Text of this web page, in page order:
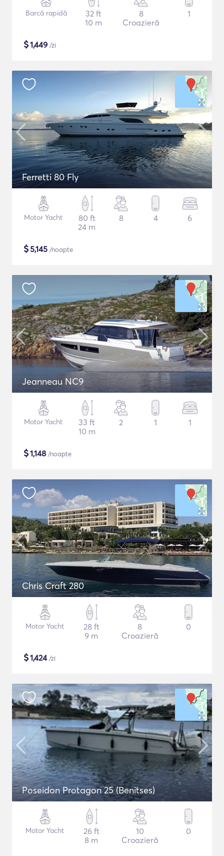
Barcă rapidă
32 ft
10 m
8
Croazieră
1
$1,449 /zi
Ferretti 80 Fly
Motor Yacht
80 ft
24 m
8 4 6
$5,145 /noapte
Jeanneau NC9
Motor Yacht
33 ft
10 m
2 1 1
$1,148 /noapte
Chris Craft 280
Motor Yacht
28 ft
9 m
8
Croazieră
0
$1,424/zi
Poseidon Protagon 25 (Benitses)
Motor Yacht
26 ft
8 m
10
Croazieră
0